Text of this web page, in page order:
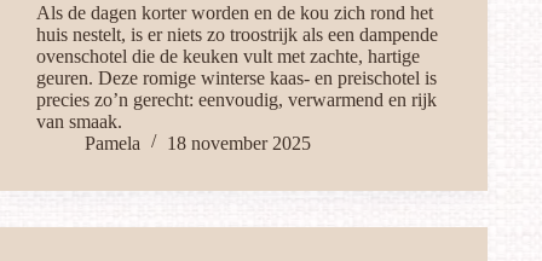
Als de dagen korter worden en de kou zich rond het
huis nestelt, is er niets zo troostrijk als een dampende
ovenschotel die de keuken vult met zachte, hartige
geuren. Deze romige winterse kaas- en preischotel is
precies zo’n gerecht: eenvoudig, verwarmend en rijk
van smaak.
Pamela
18 november 2025